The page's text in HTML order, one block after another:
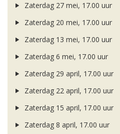
Zaterdag 27 mei, 17.00 uur
Zaterdag 20 mei, 17.00 uur
Zaterdag 13 mei, 17.00 uur
Zaterdag 6 mei, 17.00 uur
Zaterdag 29 april, 17.00 uur
Zaterdag 22 april, 17.00 uur
Zaterdag 15 april, 17.00 uur
Zaterdag 8 april, 17.00 uur